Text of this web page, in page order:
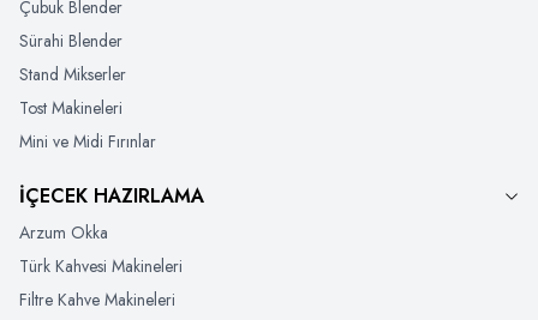
Çubuk Blender
Sürahi Blender
Stand Mikserler
Tost Makineleri
Mini ve Midi Fırınlar
İÇECEK HAZIRLAMA
Arzum Okka
Türk Kahvesi Makineleri
Filtre Kahve Makineleri